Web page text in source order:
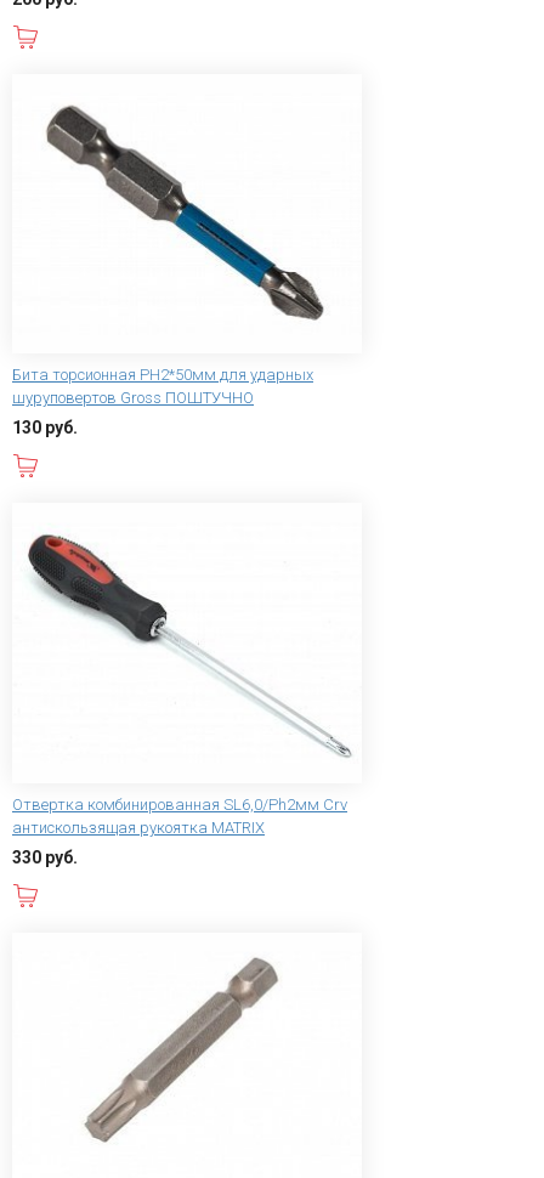
Бита торсионная PH2*50мм для ударных
шуруповертов Gross ПОШТУЧНО
130 руб.
Отвертка комбинированная SL6,0/Ph2мм Crv
антискользящая рукоятка MATRIX
330 руб.